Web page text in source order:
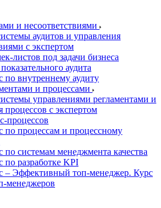
и несоответствиями
аудитов и управления
с экспертом
листов под задачи бизнеса
аудита
по внутреннему аудиту
и процессами
управлениями регламентами и
процессов с экспертом
процессов
по процессам и процессному
по системам менеджмента качества
по разработке KPI
– Эффективный топ-менеджер. Курс
менеджеров